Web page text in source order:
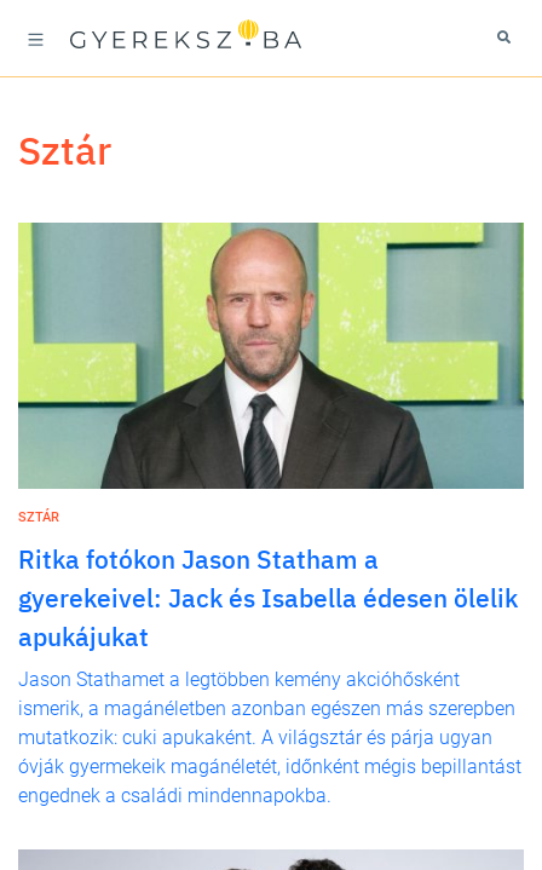
sztár
SZTÁR
Ritka fotókon Jason Statham a
gyerekeivel: Jack és Isabella édesen ölelik
apukájukat
Jason Stathamet a legtöbben kemény akcióhősként
ismerik, a magánéletben azonban egészen más szerepben
mutatkozik: cuki apukaként. A világsztár és párja ugyan
óvják gyermekeik magánéletét, időnként mégis bepillantást
engednek a családi mindennapokba.